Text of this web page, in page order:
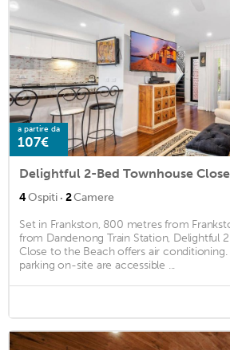
a partire da
107€
Delightful 2-Bed Townhouse
4Ospiti · 2Camere
Set in Frankston, 800 metres from
from Dandenong Train Station, Delightful
Close to the Beach offers air conditioning.
parking on-site are accessible ...